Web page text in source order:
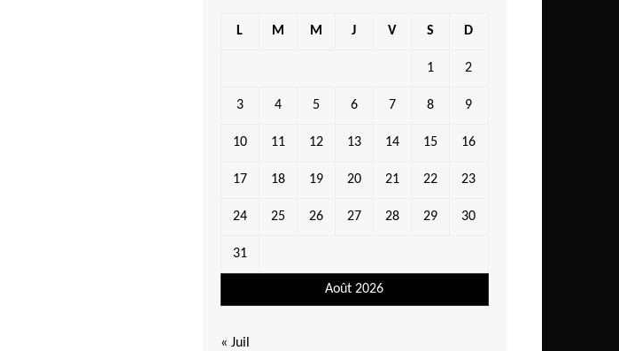
Août 2026
L M M J V S D
1 2
3 4 5 6 7 8 9
10 11 12 13 14 15 16
17 18 19 20 21 22 23
24 25 26 27 28 29 30
31
« Juil